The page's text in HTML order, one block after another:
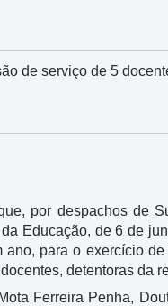
de serviço de 5
por despachos de
Educação, de 6 de
ano, para o exercício
detentoras da
Ferreira Penha,